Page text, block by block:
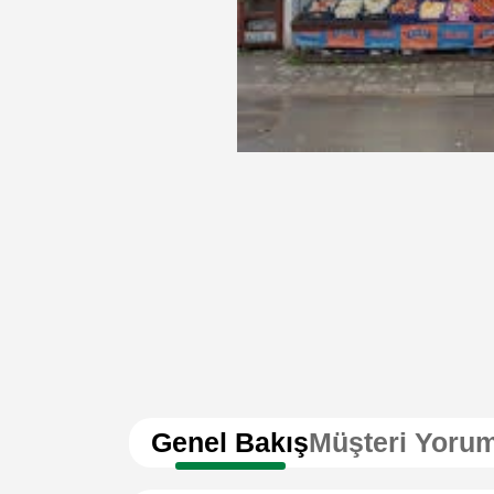
Genel BakışMüşteri